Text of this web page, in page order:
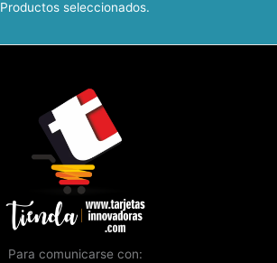
Productos seleccionados.
Para comunicarse con: